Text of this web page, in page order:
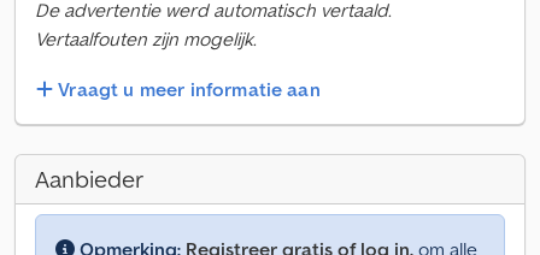
De advertentie werd automatisch vertaald.
Vertaalfouten zijn mogelijk.
Vraagt u meer informatie aan
Aanbieder
Opmerking: Registreer gratis of log in, om alle